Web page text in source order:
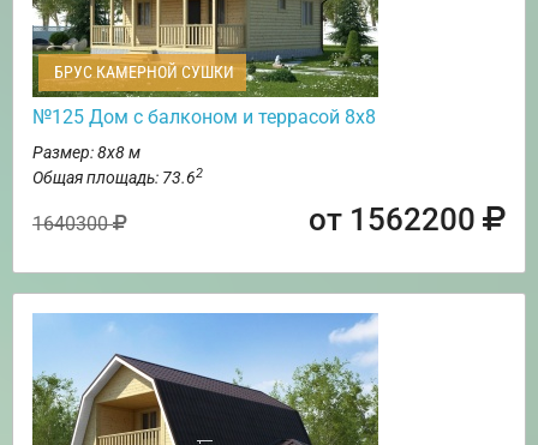
БРУС КАМЕРНОЙ СУШКИ
№125 Дом с балконом и террасой 8х8
Размер: 8х8 м
Общая площадь: 73.62
1640300 от 1562200